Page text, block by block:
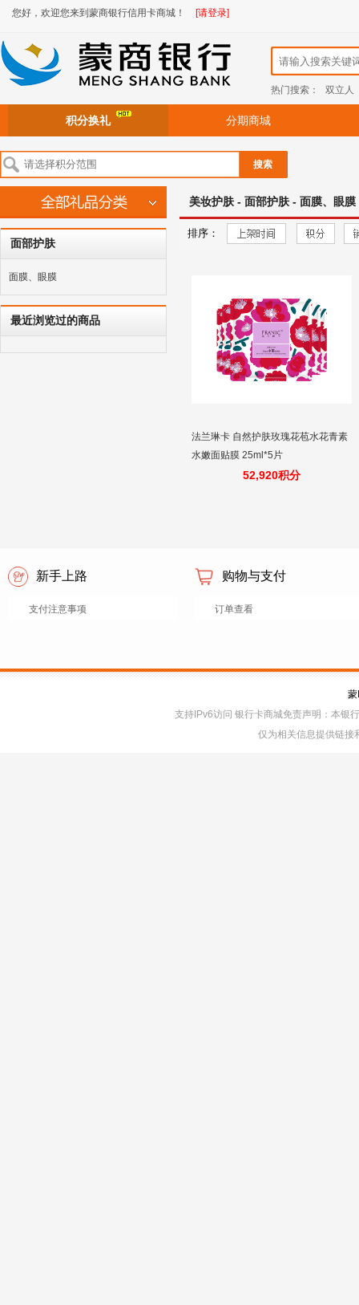
您好，欢迎您来到蒙商银行信用卡商城！ [请登录]
热门搜索： 双立人
积分换礼 分期商城
搜索
面部护肤
面膜、眼膜
最近浏览过的商品
美妆护肤 - 面部护肤 - 面膜、眼膜
排序：
法兰琳卡 自然护肤玫瑰花苞水花青素
水嫩面贴膜 25ml*5片
52,920积分
新手上路
支付注意事项
购物与支付
订单查看
支持IPv6访问 银行卡商城免责声明：本银
仅为相关信息提供链接